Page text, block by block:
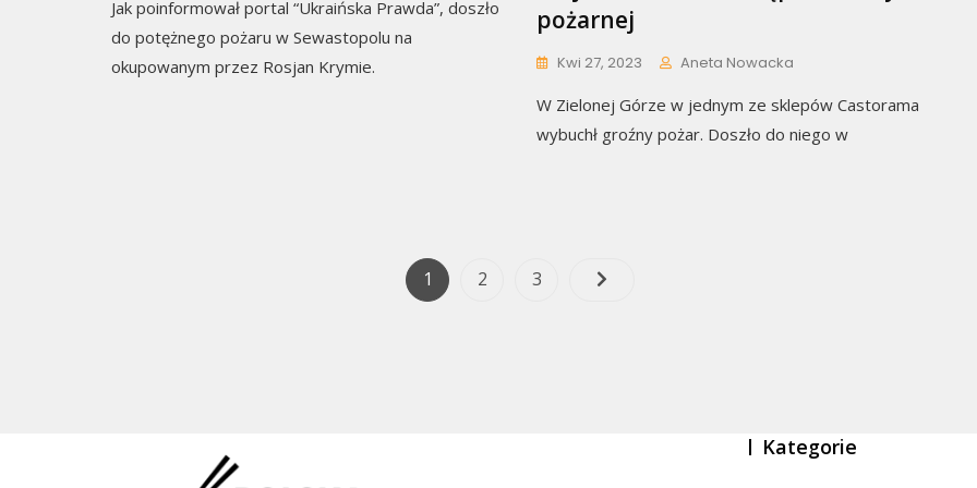
Jak poinformował portal “Ukraińska Prawda”, doszło
do potężnego pożaru w Sewastopolu na
okupowanym przez Rosjan Krymie.
pożarnej
Kwi 27, 2023 Aneta Nowacka
W Zielonej Górze w jednym ze sklepów Castorama
wybuchł groźny pożar. Doszło do niego w
Nawigacja
Page
1 Page
2 Page
3
Kategorie